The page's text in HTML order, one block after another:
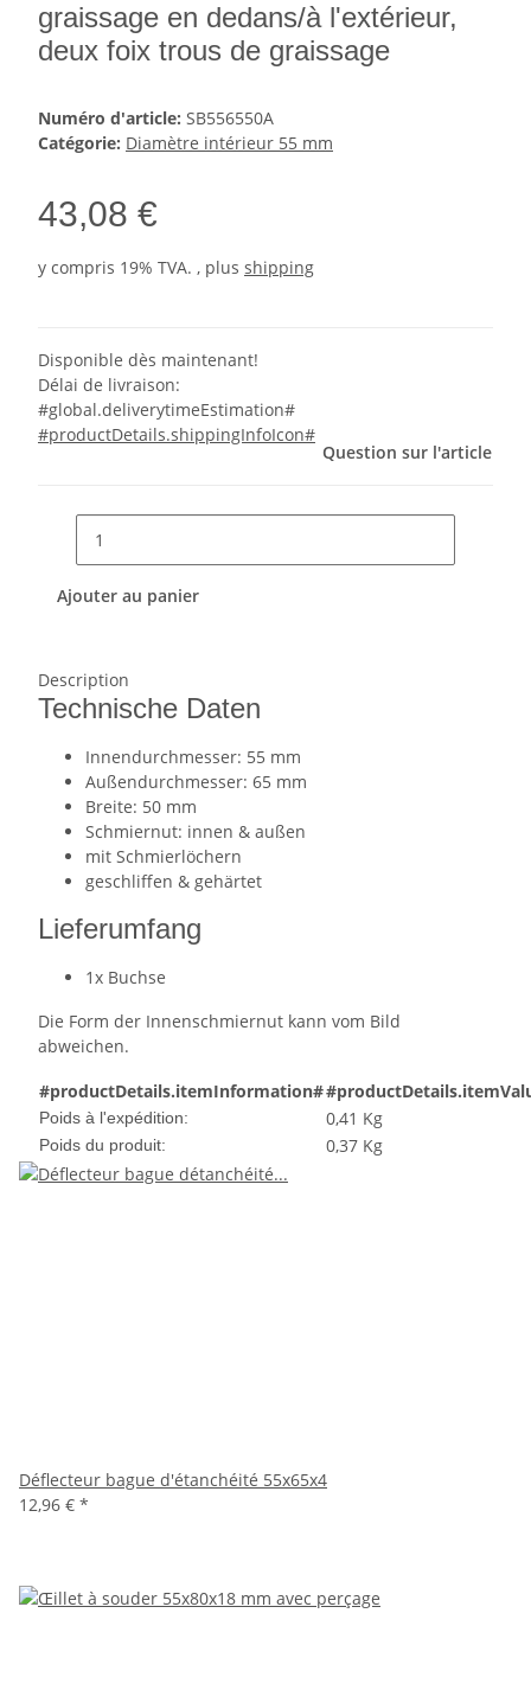
graissage en dedans/à l'extérieur,
deux foix trous de graissage
Numéro d'article: SB556550A
Catégorie: Diamètre intérieur 55 mm
43,08 €
y compris 19% TVA. , plus shipping
Disponible dès maintenant!
Délai de livraison:
#global.deliverytimeEstimation#
#productDetails.shippingInfoIcon#
Question sur l'article
Ajouter au panier
Description
Technische Daten
Innendurchmesser: 55 mm
Außendurchmesser: 65 mm
Breite: 50 mm
Schmiernut: innen & außen
mit Schmierlöchern
geschliffen & gehärtet
Lieferumfang
1x Buchse
Die Form der Innenschmiernut kann vom Bild
abweichen.
#productDetails.itemInformation#
Poids à l'expédition: 0,41 Kg
Poids du produit: 0,37 Kg
Déflecteur bague d'étanchéité 55x65x4
12,96 € *